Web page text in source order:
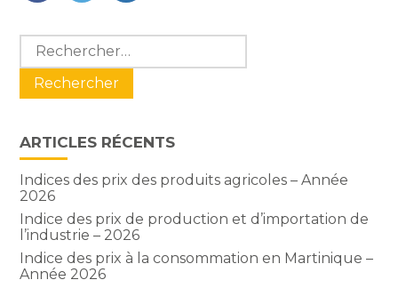
Blog
sidebar
Rechercher :
ARTICLES RÉCENTS
Indices des prix des produits agricoles – Année
2026
Indice des prix de production et d’importation de
l’industrie – 2026
Indice des prix à la consommation en Martinique –
Année 2026